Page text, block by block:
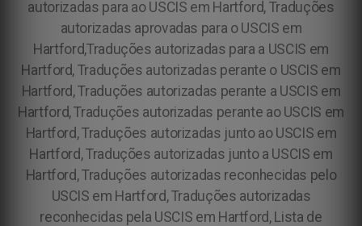
autorizadas para ao USCIS em Hartford, Traduções
autorizadas aprovadas para o USCIS em
Hartford,Traduções autorizadas para a USCIS em
Hartford, Traduções autorizadas perante o USCIS em
Hartford, Traduções autorizadas perante a USCIS em
Hartford, Traduções autorizadas perante ao USCIS em
Hartford, Traduções autorizadas junto ao USCIS em
Hartford, Traduções autorizadas junto a USCIS em
Hartford, Traduções autorizadas reconhecidas pelo
USCIS em Hartford, Traduções autorizadas
reconhecidas pela USCIS em Hartford, Lista de